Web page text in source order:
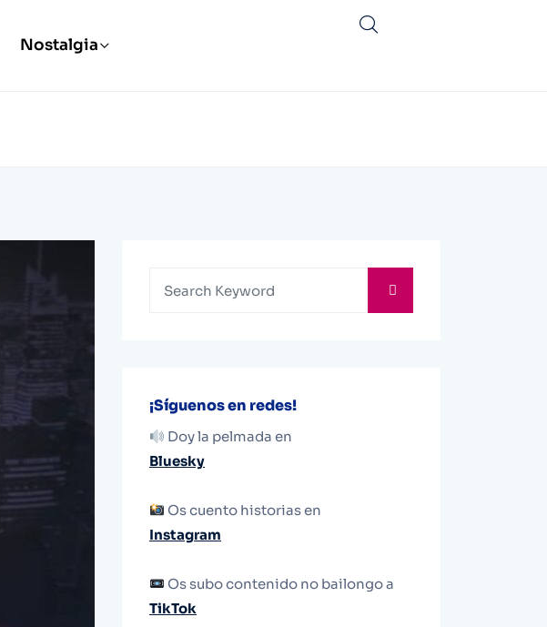
Nostalgia
¡Síguenos en redes!
Doy la pelmada en
Bluesky
Os cuento historias en
Instagram
Os subo contenido no bailongo a
TikTok